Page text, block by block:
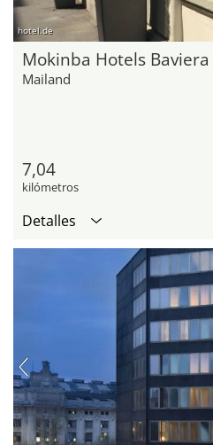
hotel.de
Mokinba Hotels Baviera
Mailand
7,04
kilómetros
Detalles